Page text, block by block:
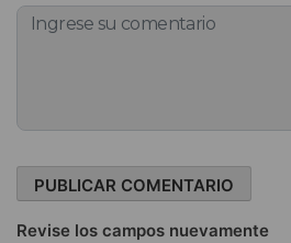
Revise los campos nuevamente